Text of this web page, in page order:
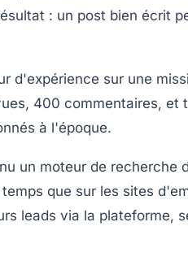
: un post bien écrit
d'expérience sur une
400 commentaires, et
à l'époque.
un moteur de recherche
que sur les sites
leads via la plateforme,